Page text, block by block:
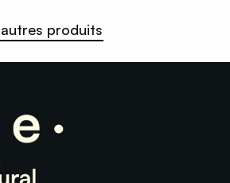
autres produits